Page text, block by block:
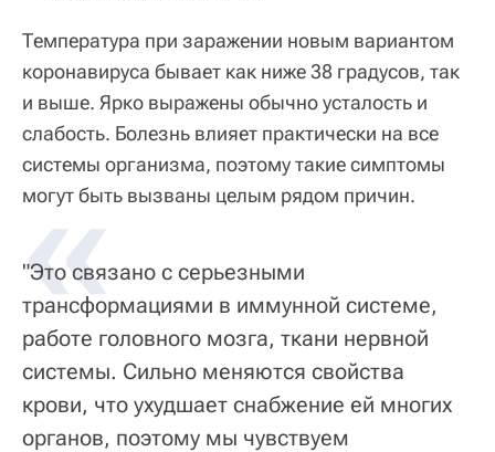
Температура при заражении новым вариантом
коронавируса бывает как ниже 38 градусов, так
и выше. Ярко выражены обычно усталость и
слабость. Болезнь влияет практически на все
системы организма, поэтому такие симптомы
могут быть вызваны целым рядом причин.
«
"Это связано с серьезными
трансформациями в иммунной системе,
работе головного мозга, ткани нервной
системы. Сильно меняются свойства
крови, что ухудшает снабжение ей многих
органов, поэтому мы чувствуем